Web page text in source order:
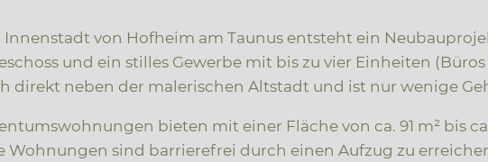
von Hofheim am Taunus entsteht ein
und ein stilles Gewerbe mit bis zu vier Einheiten
direkt neben der malerischen Altstadt und ist nur wenige
bieten mit einer Fläche von ca. 91 m² bis
Wohnungen sind barrierefrei durch einen Aufzug zu